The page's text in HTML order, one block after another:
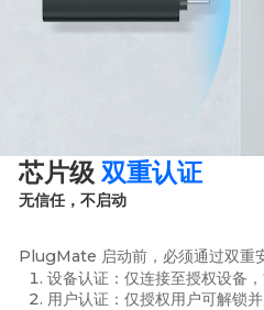
芯片级 双重认证
无信任，不启动
PlugMate 启动前，必须通过双重
设备认证：仅连接至授权设备
用户认证：仅授权用户可解锁